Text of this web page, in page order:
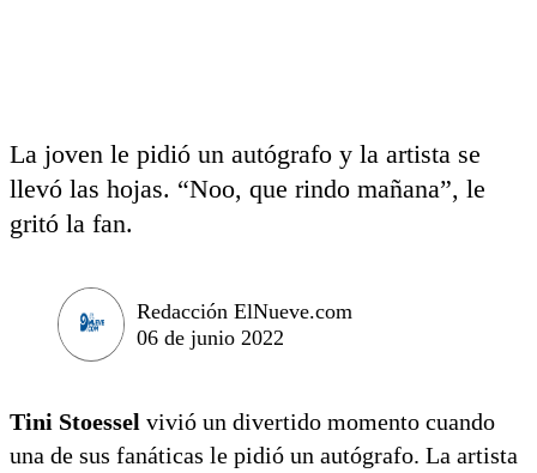
La joven le pidió un autógrafo y la artista se
llevó las hojas. “Noo, que rindo mañana”, le
gritó la fan.
Redacción ElNueve.com
06 de junio 2022
Tini Stoessel vivió un divertido momento cuando
una de sus fanáticas le pidió un autógrafo. La artista